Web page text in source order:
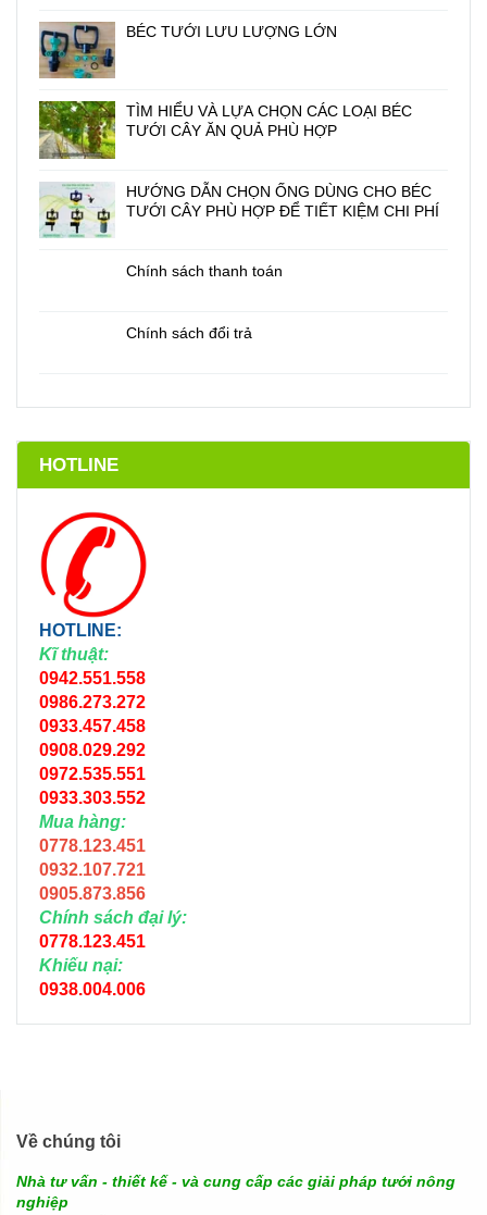
BÉC TƯỚI LƯU LƯỢNG LỚN
TÌM HIỂU VÀ LỰA CHỌN CÁC LOẠI BÉC
TƯỚI CÂY ĂN QUẢ PHÙ HỢP
HƯỚNG DẪN CHỌN ỐNG DÙNG CHO BÉC
TƯỚI CÂY PHÙ HỢP ĐỂ TIẾT KIỆM CHI PHÍ
Chính sách thanh toán
Chính sách đổi trả
HOTLINE
HOTLINE:
Kĩ thuật:
0942.551.558
0986.273.272
0933.457.458
0908.029.292
0972.535.551
0933.303.552
Mua hàng:
0778.123.451
0932.107.721
0905.873.856
Chính sách đại lý:
0778.123.451
Khiếu nại:
0938.004.006
Về chúng tôi
Nhà tư vấn - thiết kế - và cung cấp các giải pháp tưới nông
nghiệp